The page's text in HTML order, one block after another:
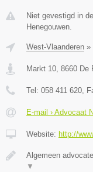
Niet gevestigd in
Henegouwen.
West-Vlaanderen »
Markt 10 8660 De
Tel: 058 411 620 ,
E-mail › Advocaat
Website: http://
Algemeen
▼